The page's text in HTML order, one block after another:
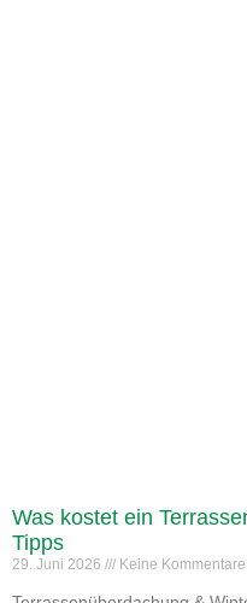
Was kostet ein
Tipps
29. Juni 2026 Keine Kommentare